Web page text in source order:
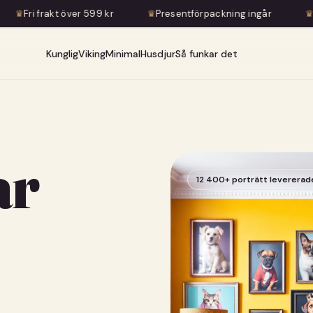
599 kr ♛Presentförpackning ingår ♛Konstnärlig
KungligVikingMinimalHusdjurSå funkar det
12 400+ porträtt